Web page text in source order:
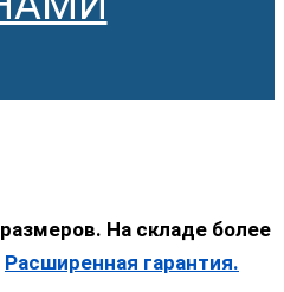
На складе более
Расширенная гарантия.